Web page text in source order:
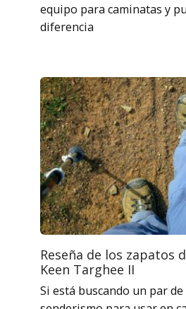
equipo para caminatas y
diferencia
Reseña de los zapatos
Keen Targhee II
Si está buscando un par